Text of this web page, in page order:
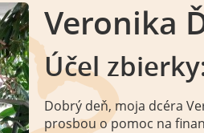
Veronika
Účel
Dobrý deň, moja dcéra
prosbou o pomoc na